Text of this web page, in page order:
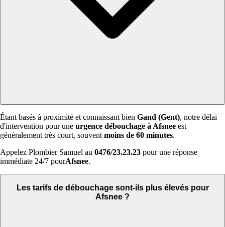
Étant basés à proximité et connaissant bien Gand (Gent), notre délai
d'intervention pour une urgence débouchage à Afsnee est
généralement très court, souvent moins de 60 minutes.
Appelez Plombier Samuel au 0476/23.23.23 pour une réponse
immédiate 24/7 pourAfsnee.
Les tarifs de débouchage sont-ils plus élevés pour
Afsnee ?